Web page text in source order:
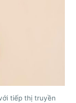
tiếp thị truyền